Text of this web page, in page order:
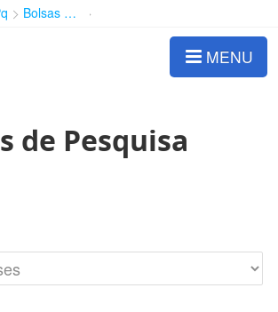
Bolsas e Auxílios Vigentes
MENU
de Pesquisa